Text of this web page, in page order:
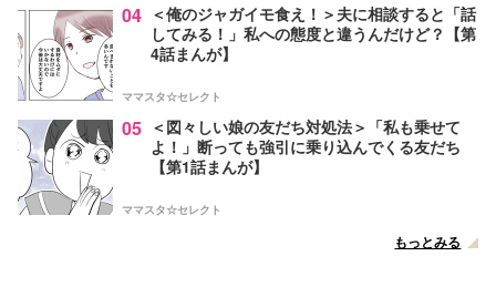
04 ＜俺のジャガイモ食え！＞夫に相談すると「話
してみる！」私への態度と違うんだけど？【第
4話まんが】
ママスタ☆セレクト
05 ＜図々しい娘の友だち対処法＞「私も乗せて
よ！」断っても強引に乗り込んでくる友だち
【第1話まんが】
ママスタ☆セレクト
もっとみる